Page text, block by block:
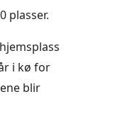
plasser.
i kø for
blir